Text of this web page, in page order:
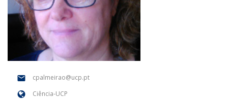
cpalmeirao@ucp.pt
Ciência-UCP